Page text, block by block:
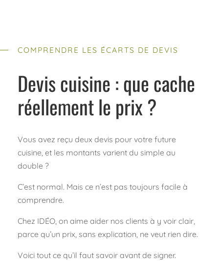
COMPRENDRE LES ÉCARTS DE DEVIS
Devis cuisine : que cache
réellement le prix ?
Vous avez reçu deux devis pour votre future
cuisine, et les montants varient du simple au
double ?
C’est normal. Mais ce n’est pas toujours facile à
comprendre.
Chez IDÉO, on aime aider nos clients à y voir clair,
parce qu’un prix, sans explication, ne veut rien dire.
Voici tout ce qu’il faut savoir avant de signer.